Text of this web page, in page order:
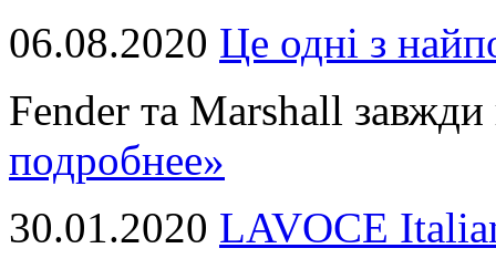
06.08.2020 Це однi з
Fender та Marshall завжди
подробнее»
30.01.2020 LAVOCE